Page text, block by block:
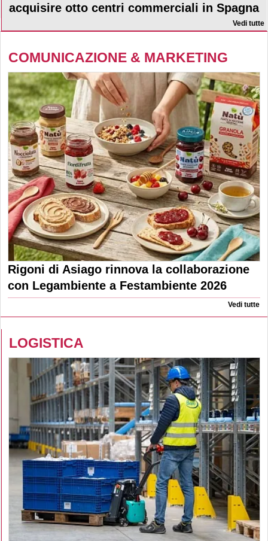
acquisire otto centri commerciali in Spagna
Vedi tutte
COMUNICAZIONE & MARKETING
Rigoni di Asiago rinnova la collaborazione
con Legambiente a Festambiente 2026
Vedi tutte
LOGISTICA